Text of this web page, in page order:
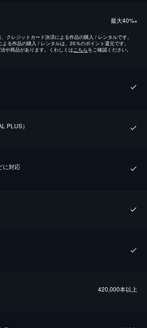
最⼤40%※
クレジットカード決済による作品の購入 / レンタルです。
る作品の購入 / レンタルは、20％のポイント還元です。
や商品があります。くわしくはこちらをご確認ください。
PLUS）
に対応
420,000本以上